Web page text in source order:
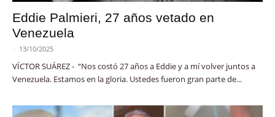
Eddie Palmieri, 27 años vetado en
Venezuela
- 13/10/2025
VÍCTOR SUÁREZ - “Nos costó 27 años a Eddie y a mí volver juntos a
Venezuela. Estamos en la gloria. Ustedes fueron gran parte de...